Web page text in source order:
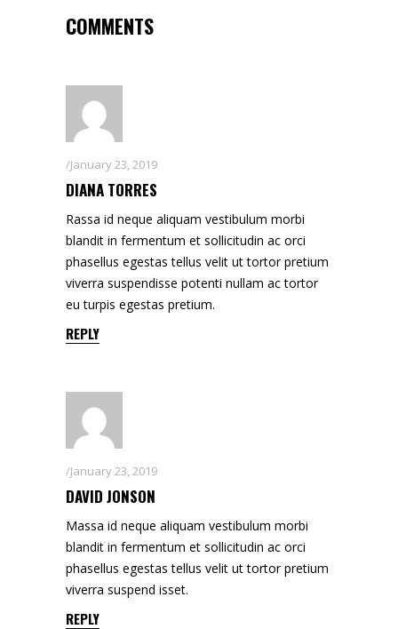
COMMENTS
January 23, 2019
DIANA TORRES
Rassa id neque aliquam vestibulum morbi
blandit in fermentum et sollicitudin ac orci
phasellus egestas tellus velit ut tortor pretium
viverra suspendisse potenti nullam ac tortor
eu turpis egestas pretium.
REPLY
January 23, 2019
DAVID JONSON
Massa id neque aliquam vestibulum morbi
blandit in fermentum et sollicitudin ac orci
phasellus egestas tellus velit ut tortor pretium
viverra suspend isset.
REPLY